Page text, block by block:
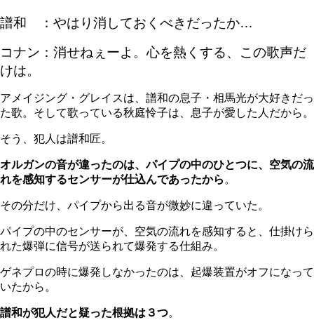
譜和 ：やはり消しておくべきだったか…
コナン：消せねぇーよ。心を熱くする、この歌声だ
けは。
アメイジング・グレイスは、譜和の息子・相馬光が大好きだっ
た歌。そして歌っている秋庭怜子は、息子が愛した人だから。
そう、 犯人は譜和匠。
オルガンの音が違ったのは、パイプの中のひとつに、空気の流
れを感知するセンサーが仕込んであったから。
その分だけ、パイプから出る音が微妙に違っていた。
パイプの中のセンサーが、空気の流れを感知すると、仕掛けら
れた爆弾に信号が送られて爆発する仕組み。
ゲネプロの時に爆発しなかったのは、起爆装置がオフになって
いたから。
譜和が犯人だと疑った根拠は３つ。